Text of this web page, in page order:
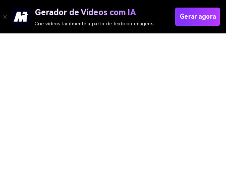
Gerador de Vídeos com IA
Crie vídeos facilmente a partir de texto ou imagens
Gerar agora